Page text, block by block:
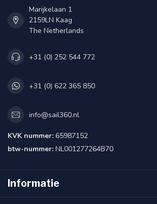
Marijkelaan 1
2159LN Kaag
The Netherlands
+31 (0) 252 544 772
+31 (0) 622 365 850
info@sail360.nl
KVK nummer: 65987152
btw-nummer: NL001277264B70
Informatie